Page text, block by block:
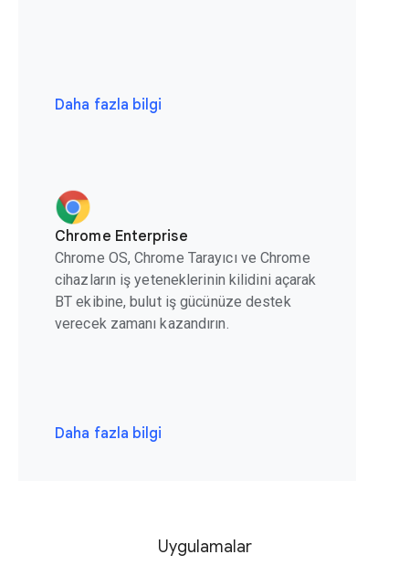
Daha fazla bilgi
Chrome Enterprise
Chrome OS, Chrome Tarayıcı ve Chrome
cihazların iş yeteneklerinin kilidini açarak
BT ekibine, bulut iş gücünüze destek
verecek zamanı kazandırın.
Daha fazla bilgi
Uygulamalar